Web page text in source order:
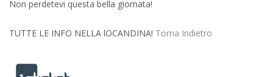
Non perdetevi questa bella giornata!
TUTTE LE INFO NELLA lOCANDINA! Torna Indietro